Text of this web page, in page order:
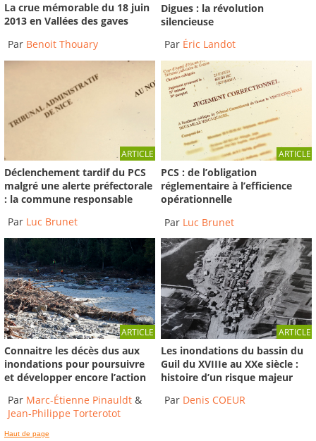
La crue mémorable du 18 juin
2013 en Vallées des gaves
Par Benoit Thouary
Digues : la révolution
silencieuse
Par Éric Landot
ARTICLE
Déclenchement tardif du PCS
malgré une alerte préfectorale
: la commune responsable
Par Luc Brunet
ARTICLE
PCS : de l’obligation
réglementaire à l’efficience
opérationnelle
Par Luc Brunet
ARTICLE
Connaitre les décès dus aux
inondations pour poursuivre
et développer encore l’action
Par Marc-Étienne Pinauldt &
Jean-Philippe Torterotot
ARTICLE
Les inondations du bassin du
Guil du XVIIIe au XXe siècle :
histoire d’un risque majeur
Par Denis COEUR
Haut de page